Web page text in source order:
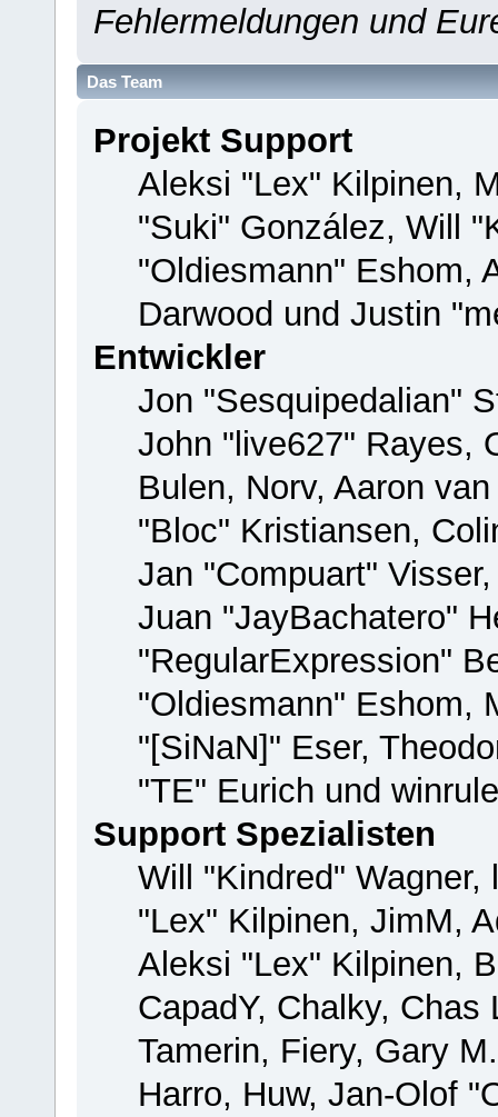
Fehlermeldungen und
Das Team
Projekt Support
Aleksi "Lex" Kilpinen,
"Suki" González, Will
"Oldiesmann" Eshom,
Darwood und Justin
Entwickler
Jon "Sesquipedalian"
John "live627" Rayes,
Bulen, Norv, Aaron
"Bloc" Kristiansen,
Jan "Compuart"
Juan "JayBachatero"
"RegularExpression"
"Oldiesmann" Eshom,
"[SiNaN]" Eser,
"TE" Eurich und
Support Spezialisten
Will "Kindred"
"Lex" Kilpinen, JimM,
Aleksi "Lex" Kilpinen,
CapadY, Chalky,
Tamerin, Fiery, Gary
Harro, Huw, Jan-Olof